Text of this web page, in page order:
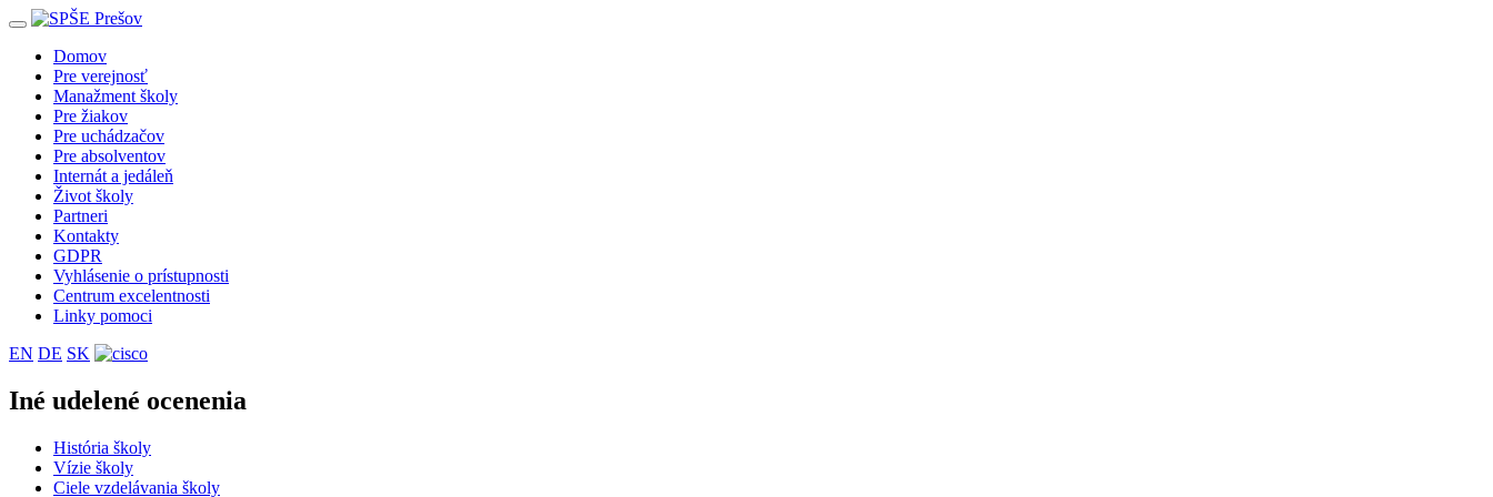
Toggle
navigationDomov
Pre verejnosť
Manažment školy
Pre žiakov
Pre uchádzačov
Pre absolventov
Internát a jedáleň
Život školy
Partneri
Kontakty
GDPR
Vyhlásenie o prístupnosti
Centrum excelentnosti
Linky pomoci
EN DE SK
Iné udelené ocenenia
História školy
Vízie školy
Ciele vzdelávania školy